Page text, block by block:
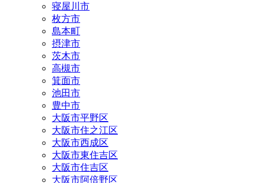
寝屋川市
枚方市
島本町
摂津市
茨木市
高槻市
箕面市
池田市
豊中市
大阪市平野区
大阪市住之江区
大阪市西成区
大阪市東住吉区
大阪市住吉区
大阪市阿倍野区